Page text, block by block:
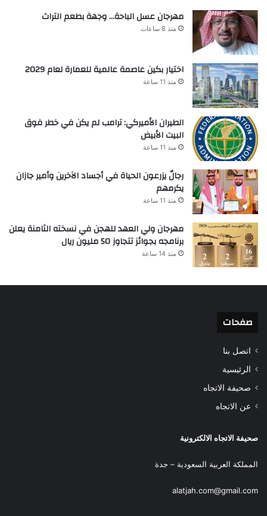
مهرجان عسل الباحة… وجهة بطعم التراث
منذ 8 ساعات
اختيار بكين عاصمة عالمية للعمارة لعام 2029
منذ 11 ساعة
الطيران الأميركي: ترامب لم يكن في خطر فوق
البيت الأبيض
منذ 11 ساعة
رجالٌ يزرعون الحياة في أجساد الآخرين وأمير جازان
يكرمهم
منذ 11 ساعة
مهرجان ولي العهد للهجن في نسخته الثامنة يعلن
برنامجه بجوائز تتجاوز 50 مليون ريال
منذ 14 ساعة
صفحات
اتصل بنا
الرئيسية
صحيفة الاتجاه
عن الاتجاه
صحيفة الاتجاه الالكترونية
المملكة العربية السعودية – جدة
alatjah.com@gmail.com